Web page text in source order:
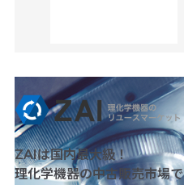
ZAIは国内最大級！
理化学機器の中古販売市場で